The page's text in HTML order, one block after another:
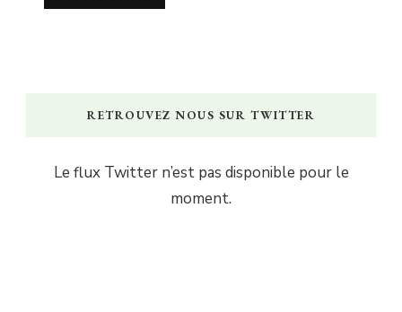
RETROUVEZ NOUS SUR TWITTER
Le flux Twitter n’est pas disponible pour le
moment.